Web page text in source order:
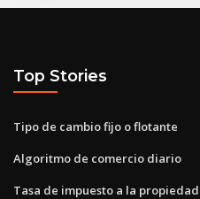
Top Stories
Tipo de cambio fijo o flotante
Algoritmo de comercio diario
Tasa de impuesto a la